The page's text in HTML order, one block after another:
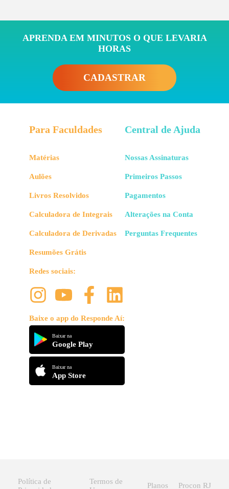
APRENDA EM MINUTOS O QUE LEVARIA
HORAS
CADASTRAR
Para Faculdades
Matérias
Aulões
Livros Resolvidos
Calculadora de Integrais
Calculadora de Derivadas
Resumões Grátis
Redes sociais:
Baixe o app do Responde Aí:
Baixar na
Google Play
Baixar na
App Store
Central de Ajuda
Nossas Assinaturas
Primeiros Passos
Pagamentos
Alterações na Conta
Perguntas Frequentes
Política de
Termos de
Planos Procon RJ